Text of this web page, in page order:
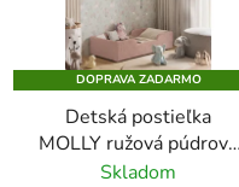
DOPRAVA ZADARMO
Detská postieľka
MOLLY ružová púdrová
70x140
Skladom